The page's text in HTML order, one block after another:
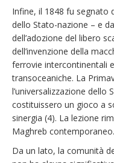
Infine, il 1848 fu segnato
dello Stato-nazione – e
dell’adozione del libero
dell’invenzione della
ferrovie intercontinentali
transoceaniche. La
l’universalizzazione
costituissero un gioco a
sinergia (4). La lezione
Maghreb contemporaneo.
Da un lato, la comunità